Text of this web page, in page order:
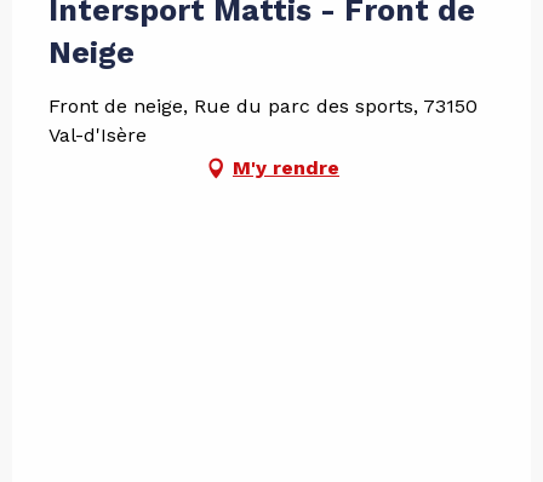
Intersport Mattis - Front de
Neige
Front de neige, Rue du parc des sports, 73150
Val-d'Isère
M'y rendre